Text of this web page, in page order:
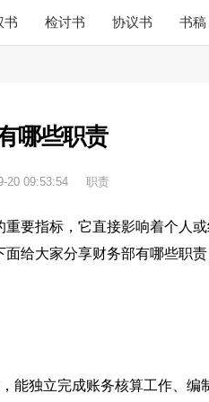
书 检讨书 协议书 书稿
哪些职责
20 09:53:54 职责
要指标，它直接影响着个人
给大家分享财务部有哪些职责
能独立完成账务核算工作、编